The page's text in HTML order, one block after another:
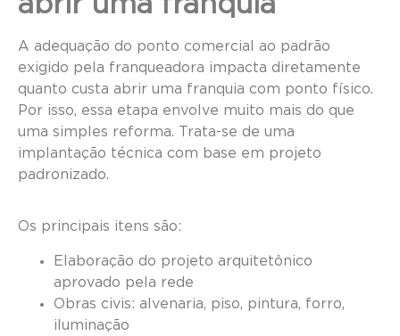
A adequação do ponto comercial ao padrão
exigido pela franqueadora impacta diretamente
quanto custa abrir uma franquia com ponto físico.
Por isso, essa etapa envolve muito mais do que
uma simples reforma. Trata-se de uma
implantação técnica com base em projeto
padronizado.
Os principais itens são:
Elaboração do projeto arquitetônico
aprovado pela rede
Obras civis: alvenaria, piso, pintura, forro,
iluminação